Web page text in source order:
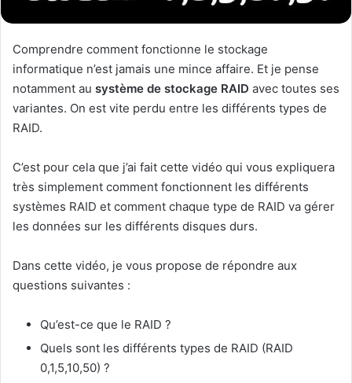
Comprendre comment fonctionne le stockage
informatique n’est jamais une mince affaire. Et je pense
notamment au système de stockage RAID avec toutes ses
variantes. On est vite perdu entre les différents types de
RAID.
C’est pour cela que j’ai fait cette vidéo qui vous expliquera
très simplement comment fonctionnent les différents
systèmes RAID et comment chaque type de RAID va gérer
les données sur les différents disques durs.
Dans cette vidéo, je vous propose de répondre aux
questions suivantes :
Qu’est-ce que le RAID ?
Quels sont les différents types de RAID (RAID
0,1,5,10,50) ?